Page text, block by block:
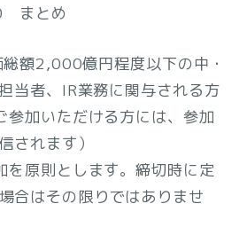
まとめ
額2,000億円程度以下の中・
当者、IR業務に関与される方
加いただける方には、参加
されます）
原則とします。締切時に定
合はその限りではありませ